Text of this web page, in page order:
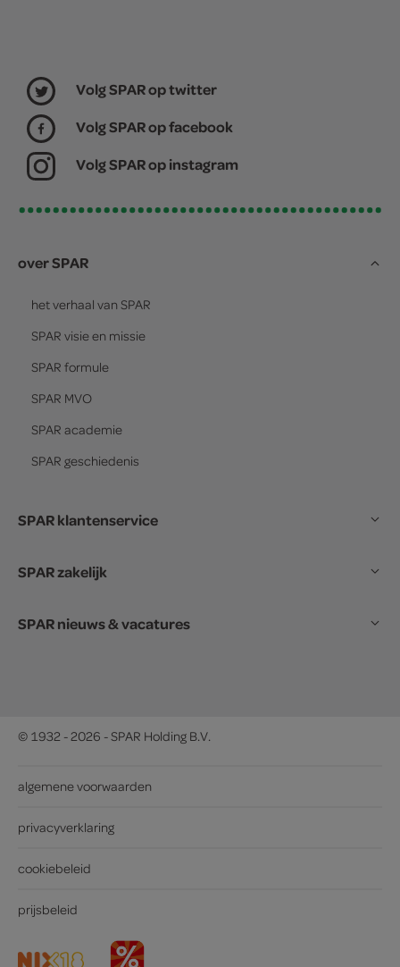
Volg SPAR op twitter
Volg SPAR op facebook
Volg SPAR op instagram
over SPAR
het verhaal van SPAR
SPAR visie en missie
SPAR formule
SPAR MVO
SPAR academie
SPAR geschiedenis
SPAR klantenservice
SPAR zakelijk
SPAR nieuws & vacatures
© 1932 - 2026 - SPAR Holding B.V.
algemene voorwaarden
privacyverklaring
cookiebeleid
prijsbeleid